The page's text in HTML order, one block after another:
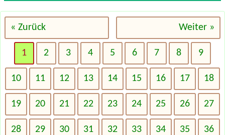
« Zurück Weiter »
1 2 3 4 5 6 7 8 9
10 11 12 13 14 15 16 17 18
19 20 21 22 23 24 25 26 27
28 29 30 31 32 33 34 35 36